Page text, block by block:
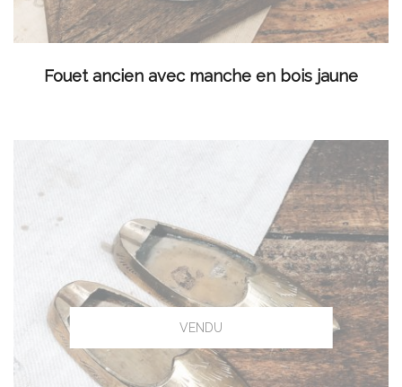
LIRE LA SUITE
Fouet ancien avec manche en bois jaune